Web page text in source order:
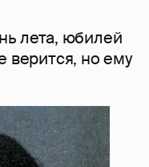
лета, юбилей
верится, но ему